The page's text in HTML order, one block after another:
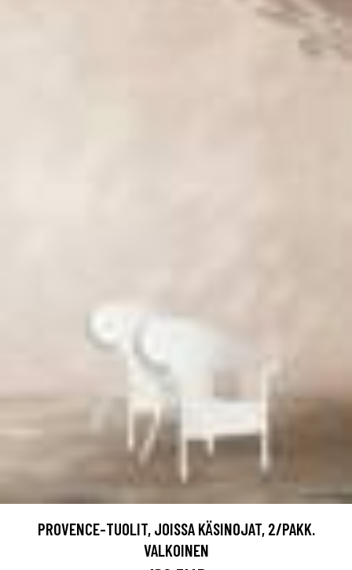
PROVENCE-TUOLIT, JOISSA KÄSINOJAT, 2/PAKK.
VALKOINEN